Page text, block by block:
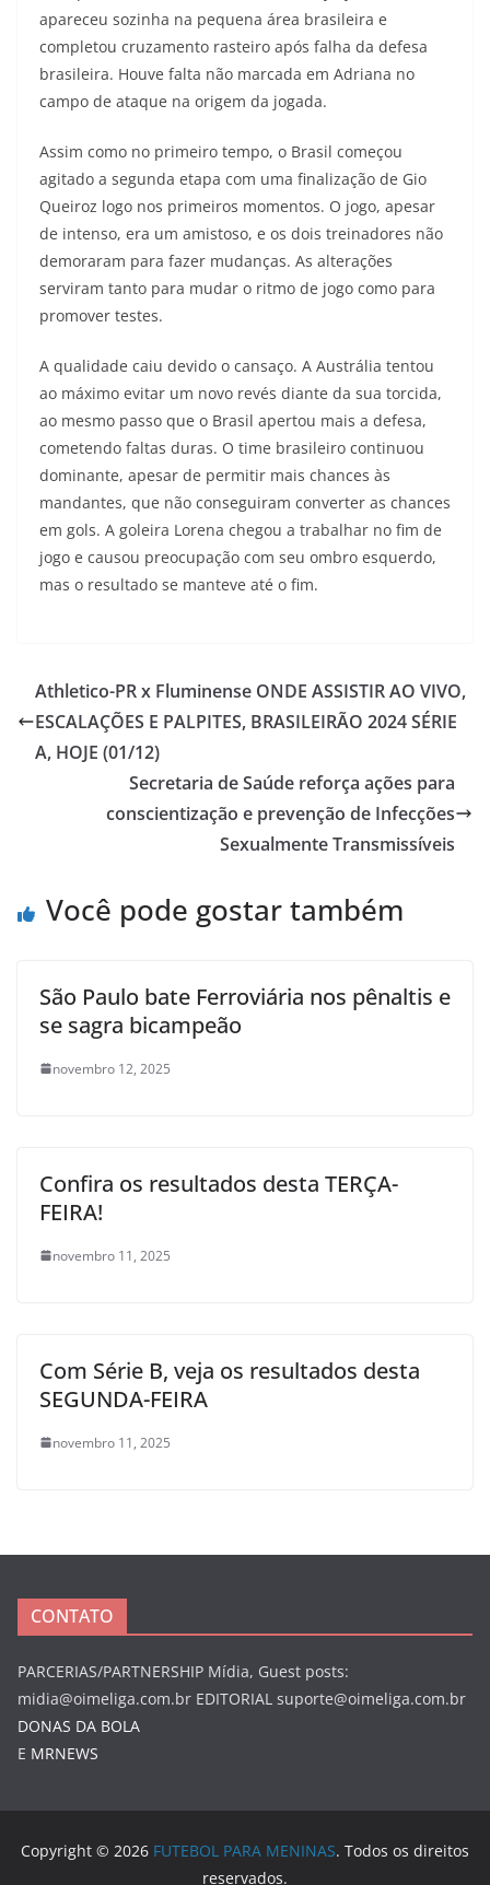
apareceu sozinha na pequena área brasileira e
completou cruzamento rasteiro após falha da defesa
brasileira. Houve falta não marcada em Adriana no
campo de ataque na origem da jogada.
Assim como no primeiro tempo, o Brasil começou
agitado a segunda etapa com uma finalização de Gio
Queiroz logo nos primeiros momentos. O jogo, apesar
de intenso, era um amistoso, e os dois treinadores não
demoraram para fazer mudanças. As alterações
serviram tanto para mudar o ritmo de jogo como para
promover testes.
A qualidade caiu devido o cansaço. A Austrália tentou
ao máximo evitar um novo revés diante da sua torcida,
ao mesmo passo que o Brasil apertou mais a defesa,
cometendo faltas duras. O time brasileiro continuou
dominante, apesar de permitir mais chances às
mandantes, que não conseguiram converter as chances
em gols. A goleira Lorena chegou a trabalhar no fim de
jogo e causou preocupação com seu ombro esquerdo,
mas o resultado se manteve até o fim.
Athletico-PR x Fluminense ONDE ASSISTIR AO VIVO,
ESCALAÇÕES E PALPITES, BRASILEIRÃO 2024 SÉRIE
A, HOJE (01/12)
Secretaria de Saúde reforça ações para
conscientização e prevenção de Infecções
Sexualmente Transmissíveis
Você pode gostar também
São Paulo bate Ferroviária nos pênaltis e
se sagra bicampeão
novembro 12, 2025
Confira os resultados desta TERÇA-
FEIRA!
novembro 11, 2025
Com Série B, veja os resultados desta
SEGUNDA-FEIRA
novembro 11, 2025
CONTATO
PARCERIAS/PARTNERSHIP Mídia, Guest posts:
midia@oimeliga.com.br EDITORIAL suporte@oimeliga.com.br
DONAS DA BOLA
E MRNEWS
Copyright © 2026 FUTEBOL PARA MENINAS. Todos os direitos
reservados.